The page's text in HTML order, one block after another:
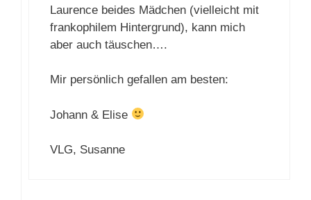
Laurence beides Mädchen (vielleicht mit
frankophilem Hintergrund), kann mich
aber auch täuschen….
Mir persönlich gefallen am besten:
Johann & Elise
VLG, Susanne